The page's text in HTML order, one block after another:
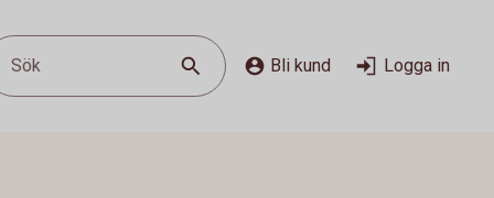
Sök Bli kund Logga in